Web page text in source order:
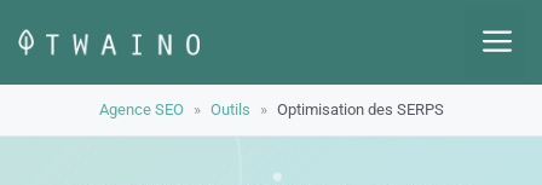
au
contenu
Agence SEO » Outils » Optimisation des SERPS